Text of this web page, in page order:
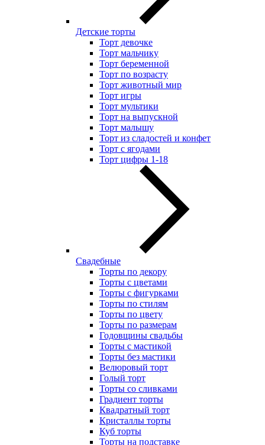
Детские торты
Торт девочке
Торт мальчику
Торт беременной
Торт по возрасту
Торт животный мир
Торт игры
Торт мультики
Торт на выпускной
Торт малышу
Торт из сладостей и конфет
Торт с ягодами
Торт цифры 1-18
Свадебные
Торты по декору
Торты с цветами
Торты с фигурками
Торты по стилям
Торты по цвету
Торты по размерам
Годовщины свадьбы
Торты с мастикой
Торты без мастики
Велюровый торт
Голый торт
Торты со сливками
Градиент торты
Квадратный торт
Кристаллы торты
Куб торты
Торты на подставке